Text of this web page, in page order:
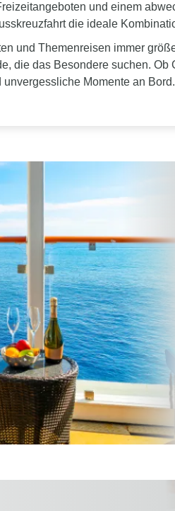
und einem
die ideale
und Themenreisen immer
die das Besondere suchen.
Momente an Bord.